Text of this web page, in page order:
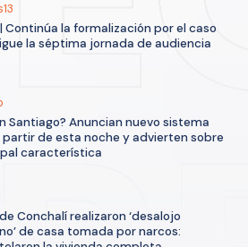
| Continúa la formalización por el caso
la séptima jornada de audiencia
Santiago? Anuncian nuevo sistema
de esta noche y advierten sobre
característica
Conchalí realizaron ‘desalojo
de casa tomada por narcos: